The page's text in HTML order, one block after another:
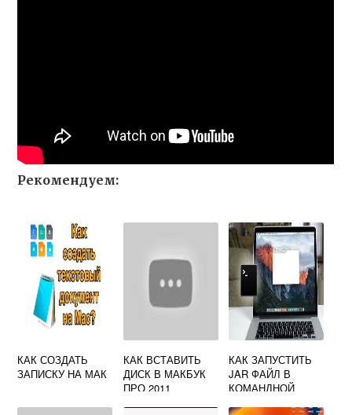
Рекомендуем:
КАК СОЗДАТЬ
ЗАПИСКУ НА МАК
КАК ВСТАВИТЬ
ДИСК В МАКБУК
ПРО 2011
КАК ЗАПУСТИТЬ
JAR ФАЙЛ В
КОМАНДНОЙ